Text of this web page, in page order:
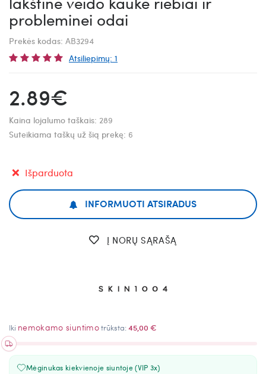
probleminei odai
Prekės kodas: AB3294
Atsiliepimų: 1
2.89€
Kaina lojalumo taškais: 289
Suteikiama taškų už šią prekę: 6
Išparduota
INFORMUOTI ATSIRADUS
Į NORŲ SĄRAŠĄ
Iki nemokamo siuntimotrūksta:45,00 €
Mėginukas kiekvienoje siuntoje (VIP 3x)